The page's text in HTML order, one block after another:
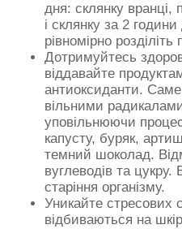
дня: склянку вранці,
і склянку за 2
рівномірно
Дотримуйтесь
віддавайте
антиоксиданти.
вільними
уповільнюючи
капусту, буряк,
темний шоколад.
вуглеводів та
старіння організму.
Уникайте стресових
відбиваються на